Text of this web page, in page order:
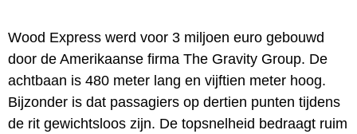
Wood Express werd voor 3 miljoen euro gebouwd
door de Amerikaanse firma The Gravity Group. De
achtbaan is 480 meter lang en vijftien meter hoog.
Bijzonder is dat passagiers op dertien punten tijdens
de rit gewichtsloos zijn. De topsnelheid bedraagt ruim